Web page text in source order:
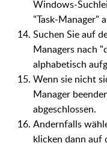
Windows-
"Task-Manager"
Suchen Sie auf
Managers nach
alphabetisch
Wenn sie nicht
Manager
abgeschlossen.
Andernfalls
klicken dann auf